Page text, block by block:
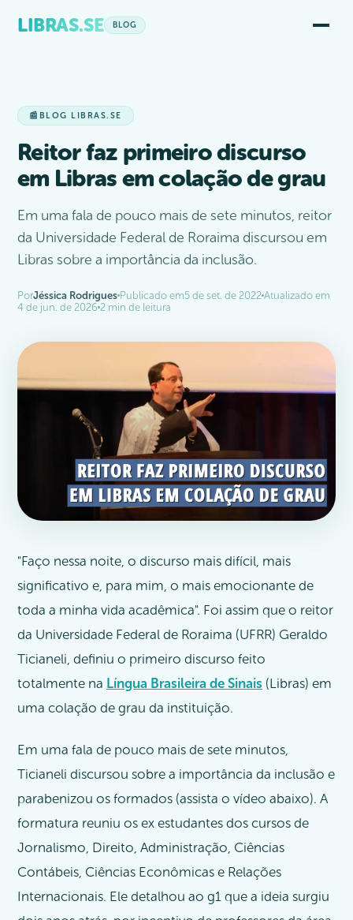
LIBRAS.SE BLOG
📰 BLOG LIBRAS.SE
Reitor faz primeiro discurso
em Libras em colação de grau
Em uma fala de pouco mais de sete minutos, reitor
da Universidade Federal de Roraima discursou em
Libras sobre a importância da inclusão.
PorJéssica Rodrigues Publicado em5 de set. de 2022 Atualizado em
4 de jun. de 2026 2 min de leitura
"Faço nessa noite, o discurso mais difícil, mais
significativo e, para mim, o mais emocionante de
toda a minha vida acadêmica". Foi assim que o reitor
da Universidade Federal de Roraima (UFRR) Geraldo
Ticianeli, definiu o primeiro discurso feito
totalmente na Língua Brasileira de Sinais (Libras) em
uma colação de grau da instituição.
Em uma fala de pouco mais de sete minutos,
Ticianeli discursou sobre a importância da inclusão e
parabenizou os formados (assista o vídeo abaixo). A
formatura reuniu os ex estudantes dos cursos de
Jornalismo, Direito, Administração, Ciências
Contábeis, Ciências Econômicas e Relações
Internacionais. Ele detalhou ao g1 que a ideia surgiu